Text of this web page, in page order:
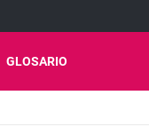
GLOSARIO